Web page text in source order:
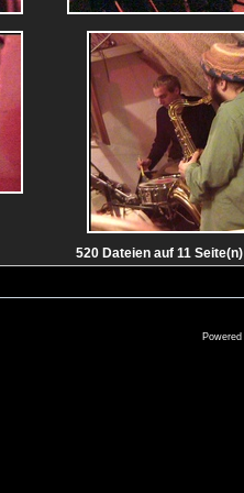
520 Dateien auf 11 Seite(n)